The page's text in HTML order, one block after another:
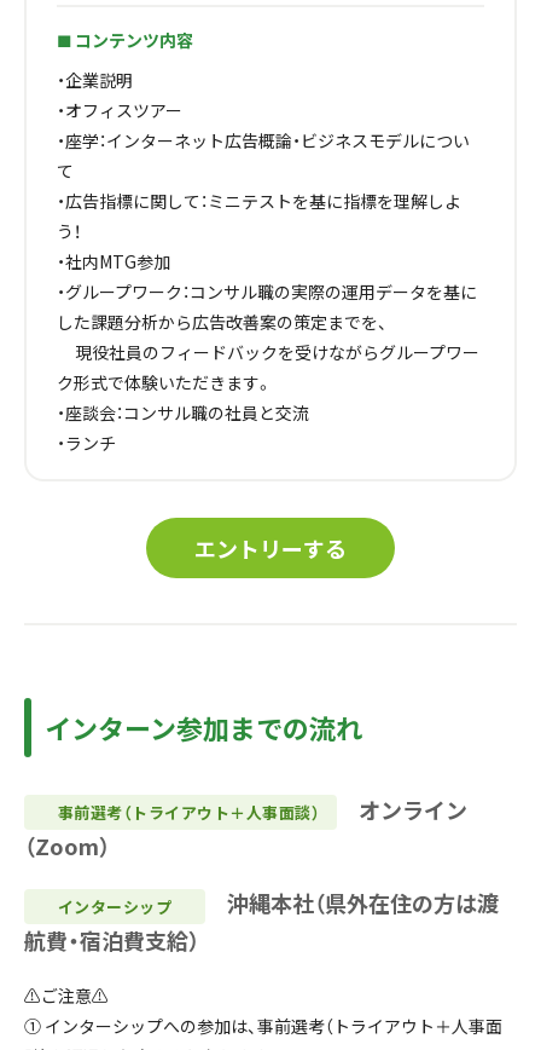
🟩 コンテンツ内容
・企業説明
・オフィスツアー
・座学：インターネット広告概論・ビジネスモデルについ
て
・広告指標に関して：ミニテストを基に指標を理解しよ
う！
・社内MTG参加
・グループワーク：コンサル職の実際の運用データを基に
した課題分析から広告改善案の策定までを、
現役社員のフィードバックを受けながらグループワー
ク形式で体験いただきます。
・座談会：コンサル職の社員と交流
・ランチ
エントリーする
インターン参加までの流れ
事前選考（トライアウト＋人事面談）
オンライン
（Zoom）
インターシップ 沖縄本社（県外在住の方は渡
航費・宿泊費支給）
⚠️ご注意⚠️
① インターシップへの参加は、事前選考（トライアウト＋人事面